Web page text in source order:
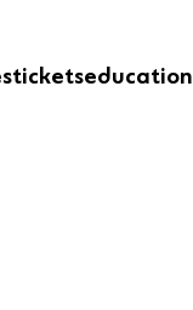
ticketseducation